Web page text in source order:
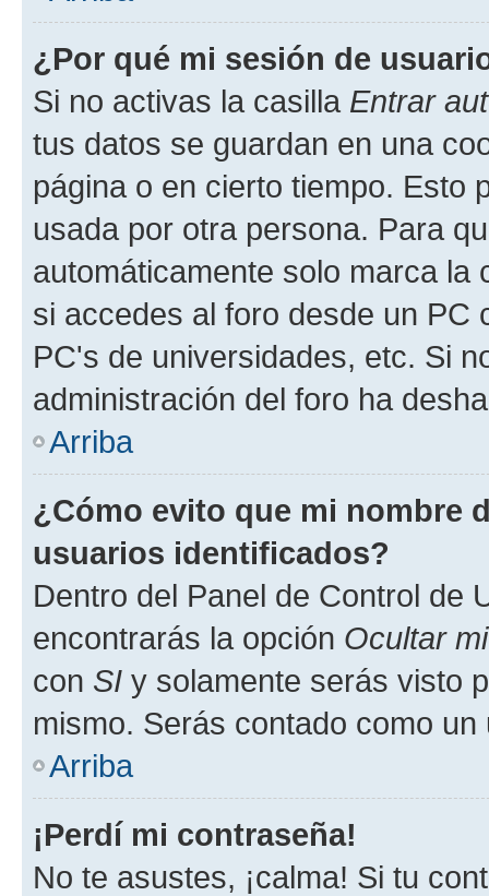
¿Por qué mi sesión de
Si no activas la casilla Entrar
tus datos se guardan en una
página o en cierto tiempo. Esto
usada por otra persona. Para
automáticamente solo marca la
si accedes al foro desde un PC
PC's de universidades, etc. Si
administración del foro ha
Arriba
¿Cómo evito que mi nombre
usuarios identificados?
Dentro del Panel de Control de
encontrarás la opción Ocultar
con SI y solamente serás visto
mismo. Serás contado como un
Arriba
¡Perdí mi contraseña!
No te asustes, ¡calma! Si tu